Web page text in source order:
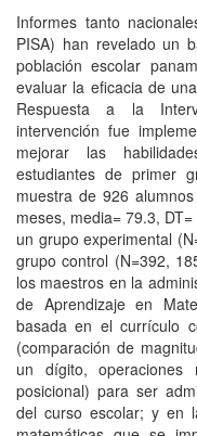
Informes tanto
PISA) han revelado un
población escolar
evaluar la eficacia de
Respuesta a la
intervención fue
mejorar las
estudiantes de primer
muestra de 926
meses, media= 79.3,
un grupo experimental
grupo control (N=392,
los maestros en la
de Aprendizaje en
basada en el currículo
(comparación de
un dígito, operaciones
posicional) para ser
del curso escolar; y en